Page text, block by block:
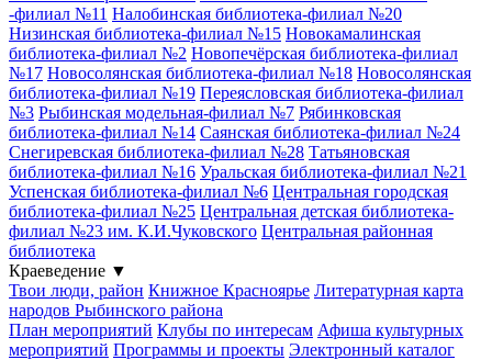
-филиал №11 Налобинская библиотека-филиал №20
Низинская библиотека-филиал №15 Новокамалинская
библиотека-филиал №2 Новопечёрская библиотека-филиал
№17 Новосолянская библиотека-филиал №18 Новосолянская
библиотека-филиал №19 Переясловская библиотека-филиал
№3 Рыбинская модельная-филиал №7 Рябинковская
библиотека-филиал №14 Саянская библиотека-филиал №24
Снегиревская библиотека-филиал №28 Татьяновская
библиотека-филиал №16 Уральская библиотека-филиал №21
Успенская библиотека-филиал №6 Центральная городская
библиотека-филиал №25 Центральная детская библиотека-
филиал №23 им. К.И.Чуковского Центральная районная
библиотека
Краеведение ▼
Твои люди, район Книжное Красноярье Литературная карта
народов Рыбинского района
План мероприятий Клубы по интересам Афиша культурных
мероприятий Программы и проекты Электронный каталог